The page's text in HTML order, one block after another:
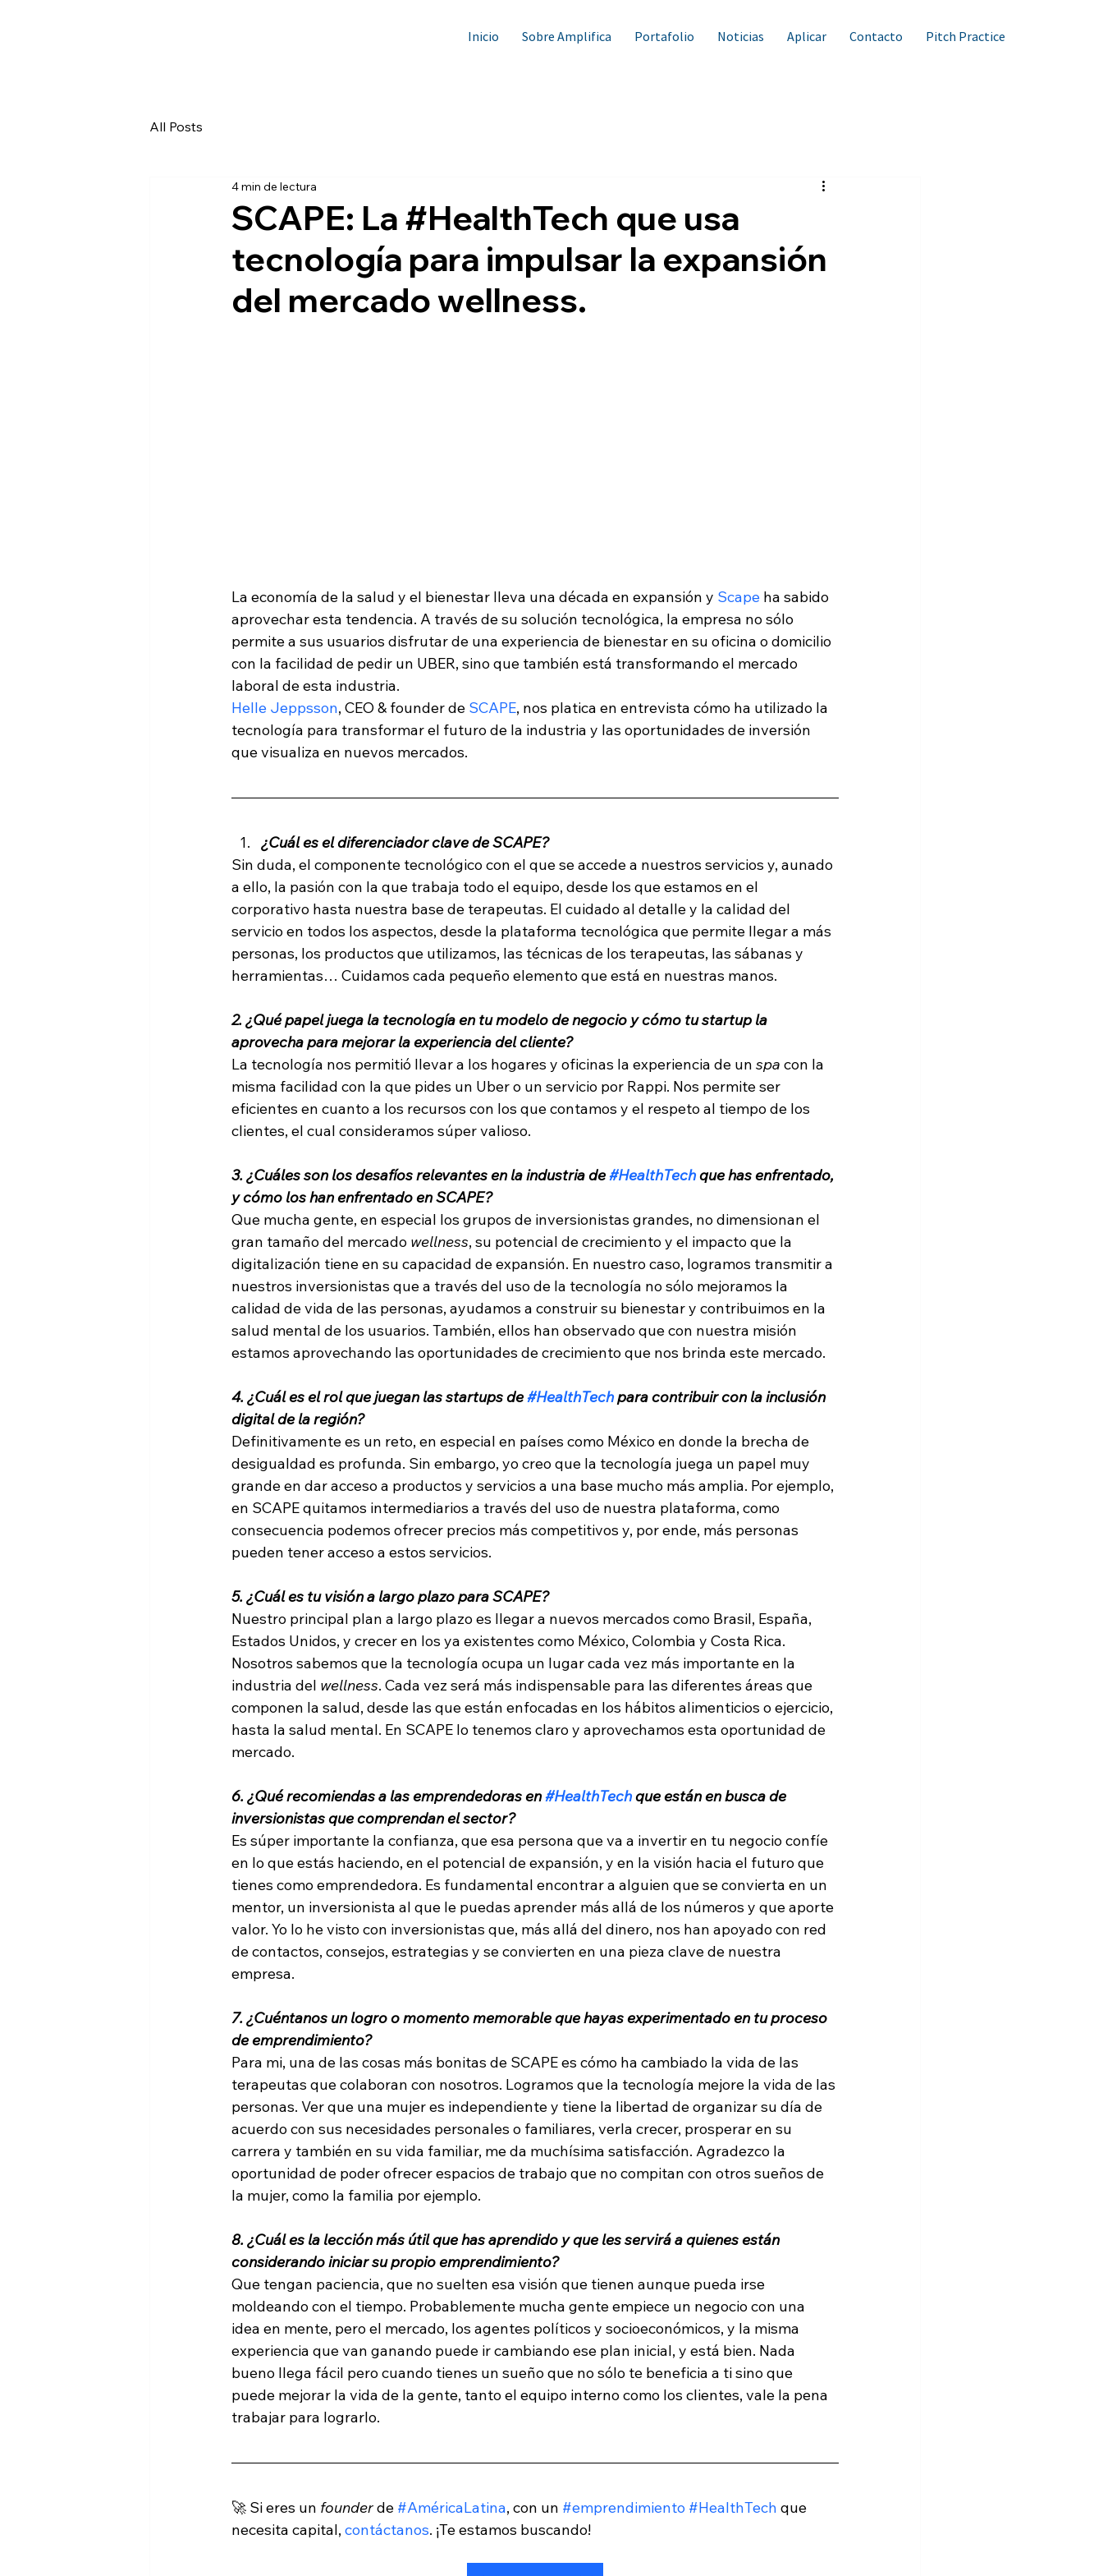
Inicio Sobre Amplifica Portafolio Noticias Aplicar Contacto Pitch Practice
All Posts
SCAPE: La #HealthTech que usa
tecnología para impulsar la expansión
del mercado wellness.
4 min de lectura
La economía de la salud y el bienestar lleva una década en expansión y Scape ha sabido
aprovechar esta tendencia. A través de su solución tecnológica, la empresa no sólo
permite a sus usuarios disfrutar de una experiencia de bienestar en su oficina o domicilio
con la facilidad de pedir un UBER, sino que también está transformando el mercado
laboral de esta industria.
Helle Jeppsson, CEO & founder de SCAPE, nos platica en entrevista cómo ha utilizado la
tecnología para transformar el futuro de la industria y las oportunidades de inversión
que visualiza en nuevos mercados.
¿Cuál es el diferenciador clave de SCAPE?
Sin duda, el componente tecnológico con el que se accede a nuestros servicios y, aunado
a ello, la pasión con la que trabaja todo el equipo, desde los que estamos en el
corporativo hasta nuestra base de terapeutas. El cuidado al detalle y la calidad del
servicio en todos los aspectos, desde la plataforma tecnológica que permite llegar a más
personas, los productos que utilizamos, las técnicas de los terapeutas, las sábanas y
herramientas… Cuidamos cada pequeño elemento que está en nuestras manos.
2. ¿Qué papel juega la tecnología en tu modelo de negocio y cómo tu startup la
aprovecha para mejorar la experiencia del cliente?
La tecnología nos permitió llevar a los hogares y oficinas la experiencia de un spa con la
misma facilidad con la que pides un Uber o un servicio por Rappi. Nos permite ser
eficientes en cuanto a los recursos con los que contamos y el respeto al tiempo de los
clientes, el cual consideramos súper valioso.
3. ¿Cuáles son los desafíos relevantes en la industria de #HealthTech que has enfrentado,
y cómo los han enfrentado en SCAPE?
Que mucha gente, en especial los grupos de inversionistas grandes, no dimensionan el
gran tamaño del mercado wellness, su potencial de crecimiento y el impacto que la
digitalización tiene en su capacidad de expansión. En nuestro caso, logramos transmitir a
nuestros inversionistas que a través del uso de la tecnología no sólo mejoramos la
calidad de vida de las personas, ayudamos a construir su bienestar y contribuimos en la
salud mental de los usuarios. También, ellos han observado que con nuestra misión
estamos aprovechando las oportunidades de crecimiento que nos brinda este mercado.
4. ¿Cuál es el rol que juegan las startups de #HealthTech para contribuir con la inclusión
digital de la región?
Definitivamente es un reto, en especial en países como México en donde la brecha de
desigualdad es profunda. Sin embargo, yo creo que la tecnología juega un papel muy
grande en dar acceso a productos y servicios a una base mucho más amplia. Por ejemplo,
en SCAPE quitamos intermediarios a través del uso de nuestra plataforma, como
consecuencia podemos ofrecer precios más competitivos y, por ende, más personas
pueden tener acceso a estos servicios.
5. ¿Cuál es tu visión a largo plazo para SCAPE?
Nuestro principal plan a largo plazo es llegar a nuevos mercados como Brasil, España,
Estados Unidos, y crecer en los ya existentes como México, Colombia y Costa Rica.
Nosotros sabemos que la tecnología ocupa un lugar cada vez más importante en la
industria del wellness. Cada vez será más indispensable para las diferentes áreas que
componen la salud, desde las que están enfocadas en los hábitos alimenticios o ejercicio,
hasta la salud mental. En SCAPE lo tenemos claro y aprovechamos esta oportunidad de
mercado.
6. ¿Qué recomiendas a las emprendedoras en #HealthTech que están en busca de
inversionistas que comprendan el sector?
Es súper importante la confianza, que esa persona que va a invertir en tu negocio confíe
en lo que estás haciendo, en el potencial de expansión, y en la visión hacia el futuro que
tienes como emprendedora. Es fundamental encontrar a alguien que se convierta en un
mentor, un inversionista al que le puedas aprender más allá de los números y que aporte
valor. Yo lo he visto con inversionistas que, más allá del dinero, nos han apoyado con red
de contactos, consejos, estrategias y se convierten en una pieza clave de nuestra
empresa.
7. ¿Cuéntanos un logro o momento memorable que hayas experimentado en tu proceso
de emprendimiento?
Para mi, una de las cosas más bonitas de SCAPE es cómo ha cambiado la vida de las
terapeutas que colaboran con nosotros. Logramos que la tecnología mejore la vida de las
personas. Ver que una mujer es independiente y tiene la libertad de organizar su día de
acuerdo con sus necesidades personales o familiares, verla crecer, prosperar en su
carrera y también en su vida familiar, me da muchísima satisfacción. Agradezco la
oportunidad de poder ofrecer espacios de trabajo que no compitan con otros sueños de
la mujer, como la familia por ejemplo.
8. ¿Cuál es la lección más útil que has aprendido y que les servirá a quienes están
considerando iniciar su propio emprendimiento?
Que tengan paciencia, que no suelten esa visión que tienen aunque pueda irse
moldeando con el tiempo. Probablemente mucha gente empiece un negocio con una
idea en mente, pero el mercado, los agentes políticos y socioeconómicos, y la misma
experiencia que van ganando puede ir cambiando ese plan inicial, y está bien. Nada
bueno llega fácil pero cuando tienes un sueño que no sólo te beneficia a ti sino que
puede mejorar la vida de la gente, tanto el equipo interno como los clientes, vale la pena
trabajar para lograrlo.
🚀 Si eres un founder de #AméricaLatina, con un #emprendimiento #HealthTech que
necesita capital, contáctanos. ¡Te estamos buscando!